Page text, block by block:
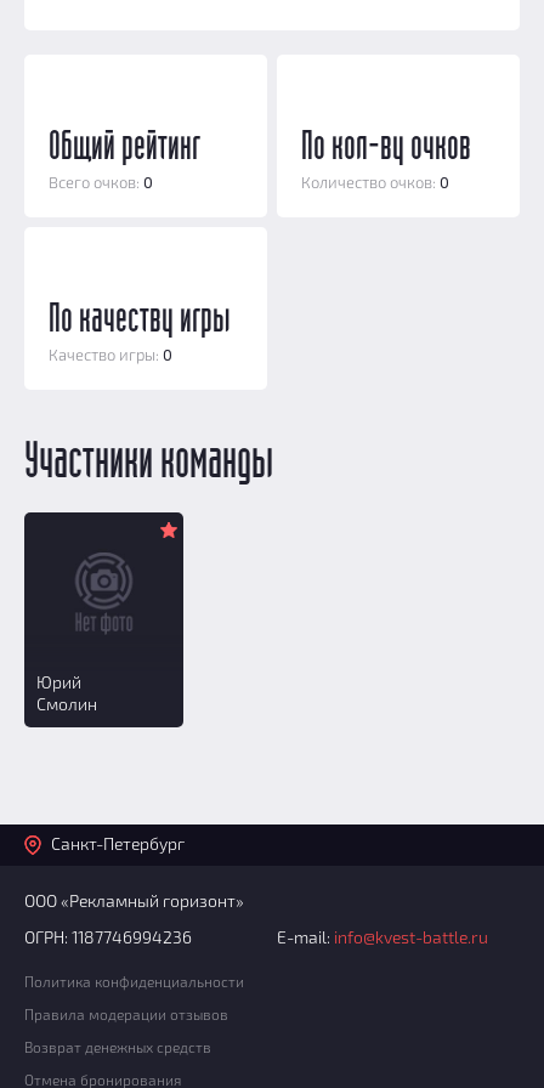
Общий рейтинг
Всего очков: 0
По кол-ву очков
Количество очков:0
По качеству игры
Качество игры: 0
Участники команды
Юрий
Смолин
Санкт-Петербург
ООО «Рекламный горизонт»
ОГРН: 1187746994236
E-mail: info@kvest-battle.ru
Политика конфиденциальности
Правила модерации отзывов
Возврат денежных средств
Отмена бронирования